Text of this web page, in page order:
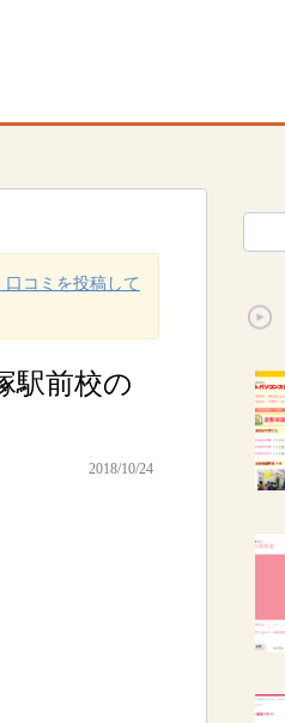
コミを投稿して
駅前校の
2018/10/24